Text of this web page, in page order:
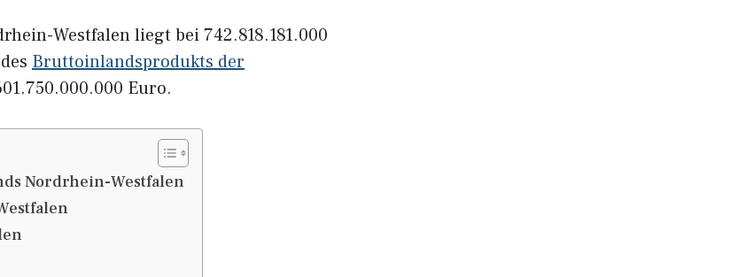
Westfalen liegt bei 742.818.181.000
Bruttoinlandsprodukts der
Euro.
Nordrhein-Westfalen